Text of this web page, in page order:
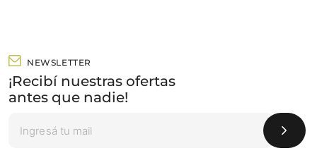
NEWSLETTER
¡Recibí nuestras ofertas
antes que nadie!